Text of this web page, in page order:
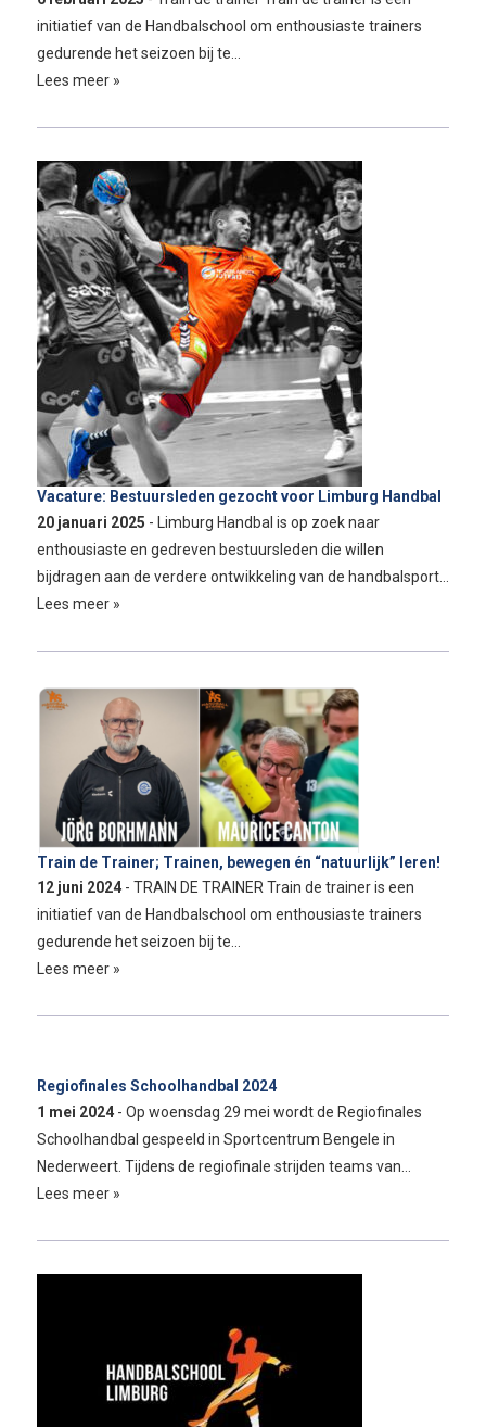
initiatief van de Handbalschool om enthousiaste trainers
gedurende het seizoen bij te…
Lees meer »
Vacature: Bestuursleden gezocht voor Limburg Handbal
20 januari 2025 - Limburg Handbal is op zoek naar
enthousiaste en gedreven bestuursleden die willen
bijdragen aan de verdere ontwikkeling van de handbalsport…
Lees meer »
Train de Trainer; Trainen, bewegen én “natuurlijk” leren!
12 juni 2024 - TRAIN DE TRAINER Train de trainer is een
initiatief van de Handbalschool om enthousiaste trainers
gedurende het seizoen bij te…
Lees meer »
Regiofinales Schoolhandbal 2024
1 mei 2024 - Op woensdag 29 mei wordt de Regiofinales
Schoolhandbal gespeeld in Sportcentrum Bengele in
Nederweert. Tijdens de regiofinale strijden teams van…
Lees meer »